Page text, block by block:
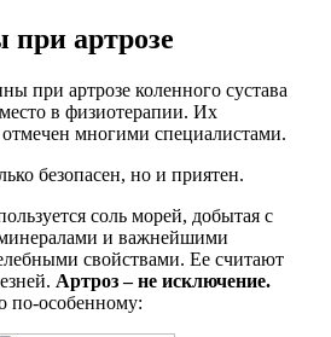
артрозе
при артрозе коленного сустава
в физиотерапии. Их
многими специалистами.
безопасен, но и приятен.
соль морей, добытая с
и важнейшими
свойствами. Ее считают
Артроз – не исключение.
по-особенному: